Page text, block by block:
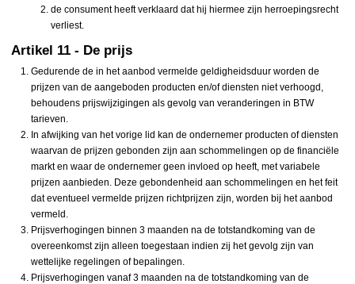
de consument heeft verklaard dat hij hiermee zijn herroepingsrecht
verliest.
Artikel 11 - De prijs
Gedurende de in het aanbod vermelde geldigheidsduur worden de
prijzen van de aangeboden producten en/of diensten niet verhoogd,
behoudens prijswijzigingen als gevolg van veranderingen in BTW
tarieven.
In afwijking van het vorige lid kan de ondernemer producten of diensten
waarvan de prijzen gebonden zijn aan schommelingen op de financiële
markt en waar de ondernemer geen invloed op heeft, met variabele
prijzen aanbieden. Deze gebondenheid aan schommelingen en het feit
dat eventueel vermelde prijzen richtprijzen zijn, worden bij het aanbod
vermeld.
Prijsverhogingen binnen 3 maanden na de totstandkoming van de
overeenkomst zijn alleen toegestaan indien zij het gevolg zijn van
wettelijke regelingen of bepalingen.
Prijsverhogingen vanaf 3 maanden na de totstandkoming van de